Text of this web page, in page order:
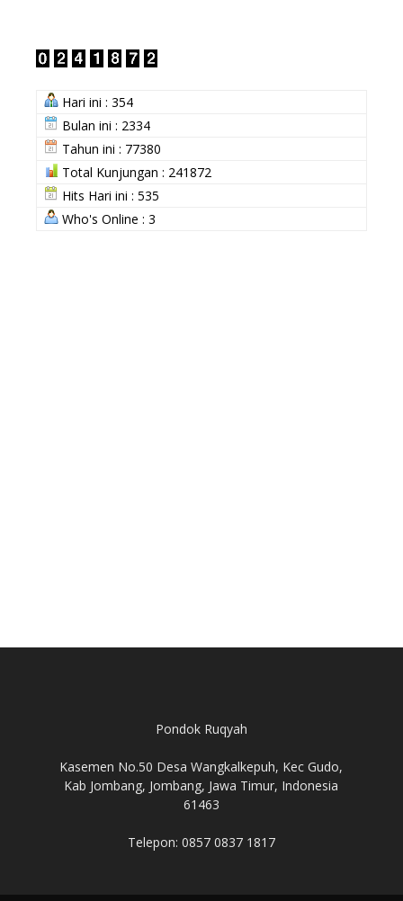
Hari ini : 354
Bulan ini : 2334
Tahun ini : 77380
Total Kunjungan : 241872
Hits Hari ini : 535
Who's Online : 3
Pondok Ruqyah
Kasemen No.50 Desa Wangkalkepuh, Kec Gudo,
Kab Jombang, Jombang, Jawa Timur, Indonesia
61463
Telepon: 0857 0837 1817